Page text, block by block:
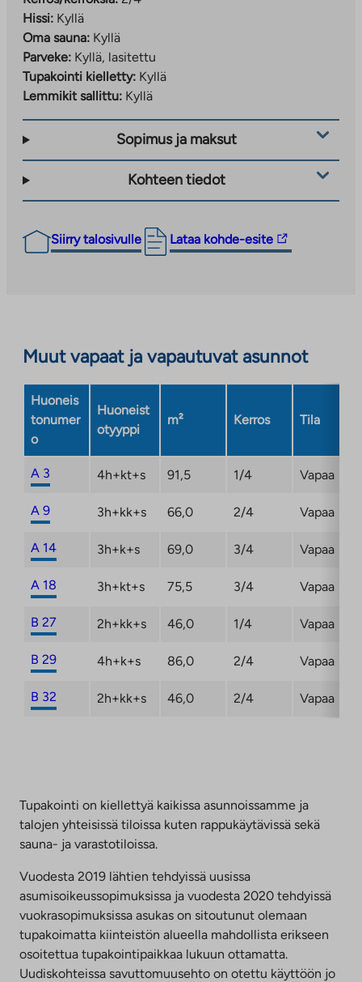
Hissi: Kyllä
Oma sauna: Kyllä
Parveke: Kyllä, lasitettu
Tupakointi kielletty: Kyllä
Lemmikit sallittu: Kyllä
Sopimus ja maksut
Kohteen tiedot
Siirry talosivulle Lataa kohde-esite
Linkki
uuteen
Muut vapaat ja vapautuvat asunnot
Huoneis
tonumer
o
Huoneist
otyyppi
m² Kerros Tila
A 3 4h+kt+s 91,5 1/4 Vapaa
A 9 3h+kk+s 66,0 2/4 Vapaa
A 14 3h+k+s 69,0 3/4 Vapaa
A 18 3h+kt+s 75,5 3/4 Vapaa
B 27 2h+kk+s 46,0 1/4 Vapaa
B 29 4h+k+s 86,0 2/4 Vapaa
B 32 2h+kk+s 46,0 2/4 Vapaa
Tupakointi on kiellettyä kaikissa asunnoissamme ja
talojen yhteisissä tiloissa kuten rappukäytävissä sekä
sauna- ja varastotiloissa.
Vuodesta 2019 lähtien tehdyissä uusissa
asumisoikeussopimuksissa ja vuodesta 2020 tehdyissä
vuokrasopimuksissa asukas on sitoutunut olemaan
tupakoimatta kiinteistön alueella mahdollista erikseen
osoitettua tupakointipaikkaa lukuun ottamatta.
Uudiskohteissa savuttomuusehto on otettu käyttöön jo